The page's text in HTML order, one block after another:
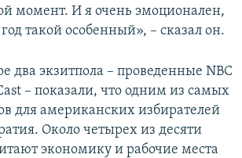
момент. И я очень эмоционален,
такой особенный», – сказал он.
два экзитпола – проведенные NBC
– показали, что одним из самых
для американских избирателей
Около четырех из десяти
экономику и рабочие места